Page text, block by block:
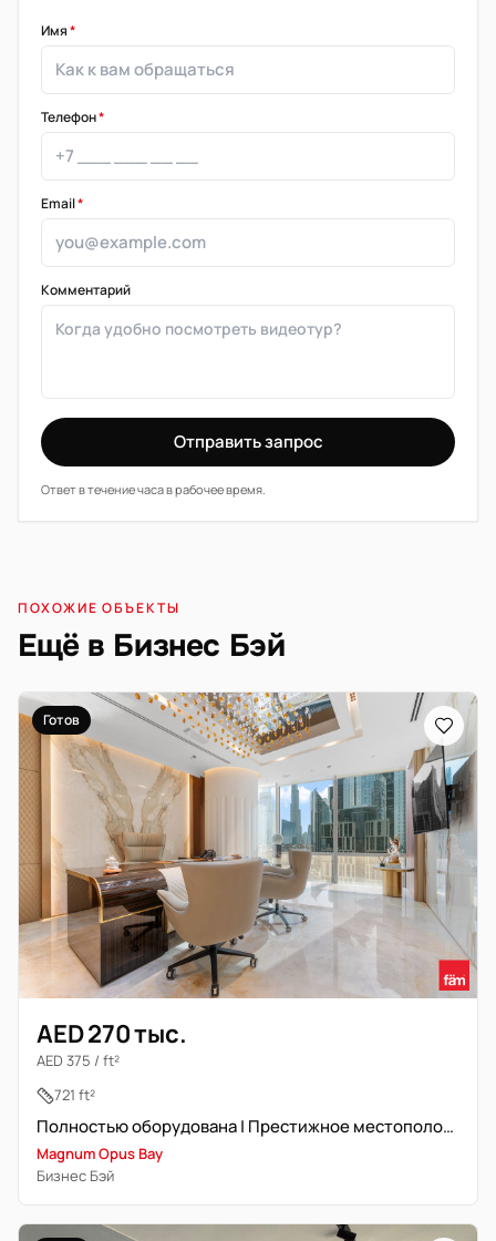
Имя*
Телефон*
Email*
Комментарий
Отправить запрос
Ответ в течение часа в рабочее время.
ПОХОЖИЕ ОБЪЕКТЫ
Ещё в Бизнес Бэй
Готов
AED 270 тыс.
AED 375 / ft²
721 ft²
Полностью оборудована | Престижное местоположение | Свободна
Magnum Opus Bay
Бизнес Бэй